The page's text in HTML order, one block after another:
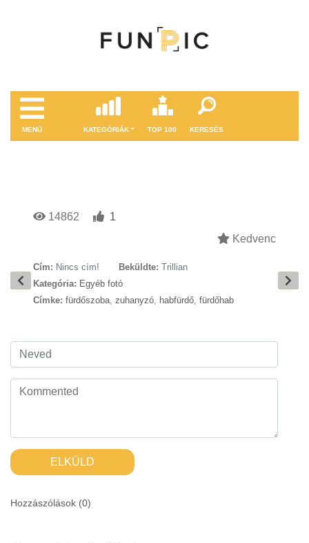
MENÜ KATEGÓRIÁK TOP 100 KERESÉS
14862
1
Kedvenc
Cím: Nincs cím! Beküldte: Trillian
Kategória: Egyéb fotó
Címke: fürdőszoba, zuhanyzó, habfürdő, fürdőhab
ELKÜLD
Hozzászólások (0)